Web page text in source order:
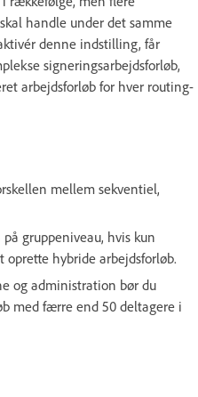
handle under det samme
denne indstilling, får
signeringsarbejdsforløb,
arbejdsforløb for hver routing-
mellem sekventiel,
gruppeniveau, hvis kun
oprette hybride arbejdsforløb.
og administration bør du
med færre end 50 deltagere i